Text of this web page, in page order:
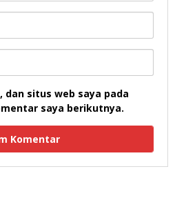
dan situs web saya pada
saya berikutnya.